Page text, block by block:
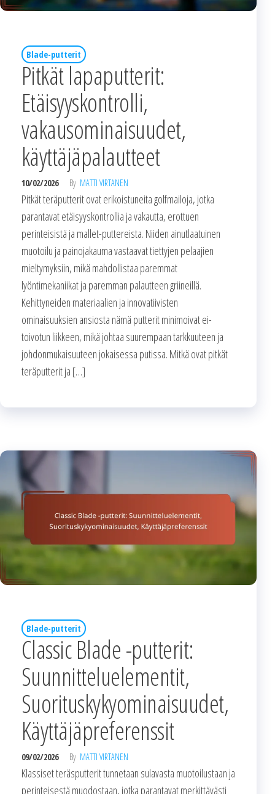
Blade-putterit
Pitkät lapaputterit:
Etäisyyskontrolli,
vakausominaisuudet,
käyttäjäpalautteet
10/02/2026 By MATTI VIRTANEN
Pitkät teräputterit ovat erikoistuneita golfmailoja, jotka
parantavat etäisyyskontrollia ja vakautta, erottuen
perinteisistä ja mallet-puttereista. Niiden ainutlaatuinen
muotoilu ja painojakauma vastaavat tiettyjen pelaajien
mieltymyksiin, mikä mahdollistaa paremmat
lyöntimekaniikat ja paremman palautteen griineillä.
Kehittyneiden materiaalien ja innovatiivisten
ominaisuuksien ansiosta nämä putterit minimoivat ei-
toivotun liikkeen, mikä johtaa suurempaan tarkkuuteen ja
johdonmukaisuuteen jokaisessa putissa. Mitkä ovat pitkät
teräputterit ja […]
Blade-putterit
Classic Blade -putterit:
Suunnitteluelementit,
Suorituskykyominaisuudet,
Käyttäjäpreferenssit
09/02/2026 By MATTI VIRTANEN
Klassiset teräsputterit tunnetaan sulavasta muotoilustaan ja
perinteisestä muodostaan, jotka parantavat merkittävästi